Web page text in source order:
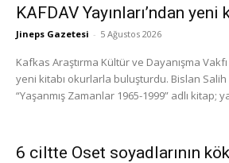
KAFDAV Yayınları’ndan yeni
Jineps Gazetesi - 5 Ağustos 2026
Kafkas Araştırma Kültür ve Dayanışma Vakfı
yeni kitabı okurlarla buluşturdu. Bislan Salih
“Yaşanmış Zamanlar 1965-1999” adlı kitap;
6 ciltte Oset soyadlarının